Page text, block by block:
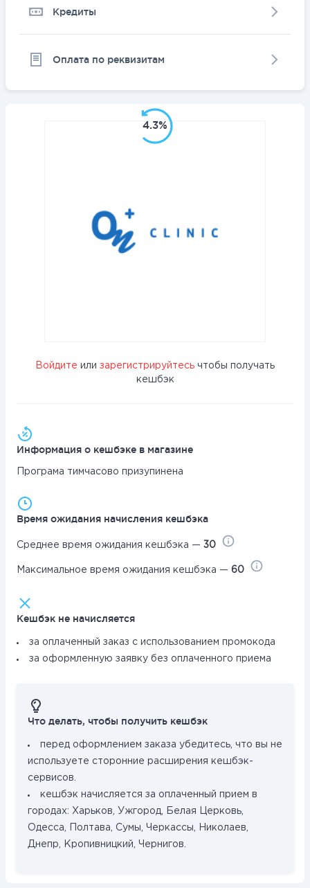
Кредиты
Оплата по реквизитам
4.3%
Войдите или зарегистрируйтесь чтобы получать
кешбэк
Информация о кешбэке в магазине
Програма тимчасово призупинена
Время ожидания начисления кешбэка
Среднее время ожидания кешбэка — 30
Максимальное время ожидания кешбэка — 60
Кешбэк не начисляется
за оплаченный заказ с использованием промокода
за оформленную заявку без оплаченного приема
Что делать, чтобы получить кешбэк
перед оформлением заказа убедитесь, что вы не
используете сторонние расширения кешбэк-
сервисов.
кешбэк начисляется за оплаченный прием в
городах: Харьков, Ужгород, Белая Церковь,
Одесса, Полтава, Сумы, Черкассы, Николаев,
Днепр, Кропивницкий, Чернигов.